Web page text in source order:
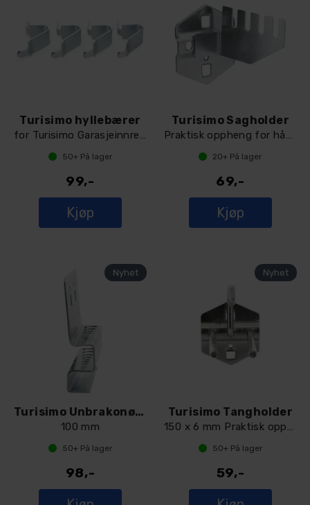
Turisimo hyllebærer
for Turisimo Garasjeinnredning
50+På lager
99,-
Kjøp
Turisimo Sagholder
Praktisk oppheng for håndsager – 75 mm
20+ På lager
69,-
Kjøp
Turisimo Unbrakonøkkelholder
100 mm
50+På lager
98,-
Turisimo Tangholder
150 x 6 mm Praktisk oppheng for tenger
50+På lager
59,-